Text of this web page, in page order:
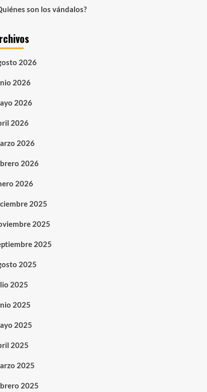
son los vándalos?
2026
2026
2026
2026
2026
2026
2026
2025
2025
2025
2025
2025
2025
2025
2025
2025
2025